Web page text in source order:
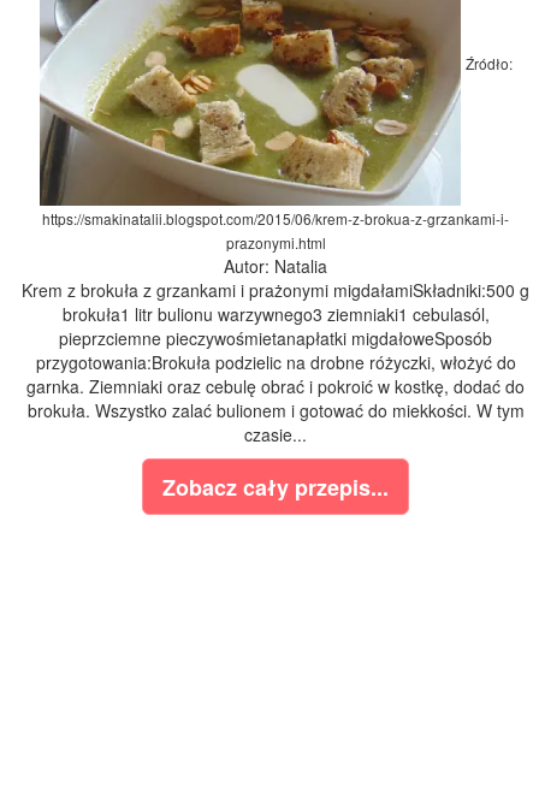
Źródło:
https://smakinatalii.blogspot.com/2015/06/krem-z-brokua-z-grzankami-i-
prazonymi.html
Autor: Natalia
Krem z brokuła z grzankami i prażonymi migdałamiSkładniki:500 g
brokuła1 litr bulionu warzywnego3 ziemniaki1 cebulasól,
pieprzciemne pieczywośmietanapłatki migdałoweSposób
przygotowania:Brokuła podzielic na drobne różyczki, włożyć do
garnka. Ziemniaki oraz cebulę obrać i pokroić w kostkę, dodać do
brokuła. Wszystko zalać bulionem i gotować do miekkości. W tym
czasie...
Zobacz cały przepis...